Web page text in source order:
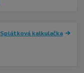
Splátková kalkulačka